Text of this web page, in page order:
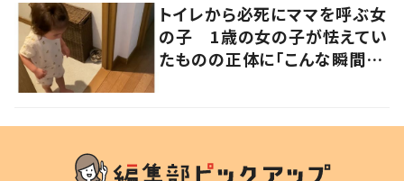
トイレから必死にママを呼ぶ女
の子 1歳の女の子が怯えてい
たものの正体に「こんな瞬間